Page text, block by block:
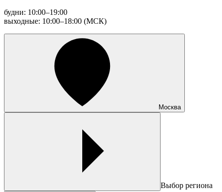
будни: 10:00–19:00
выходные: 10:00–18:00 (МСК)
Москва
Выбор региона